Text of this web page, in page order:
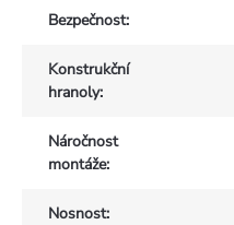
Bezpečnost:
Konstrukční
hranoly:
Náročnost
montáže:
Nosnost: